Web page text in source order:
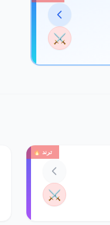
⚔️
ترند 🔥
⚔️